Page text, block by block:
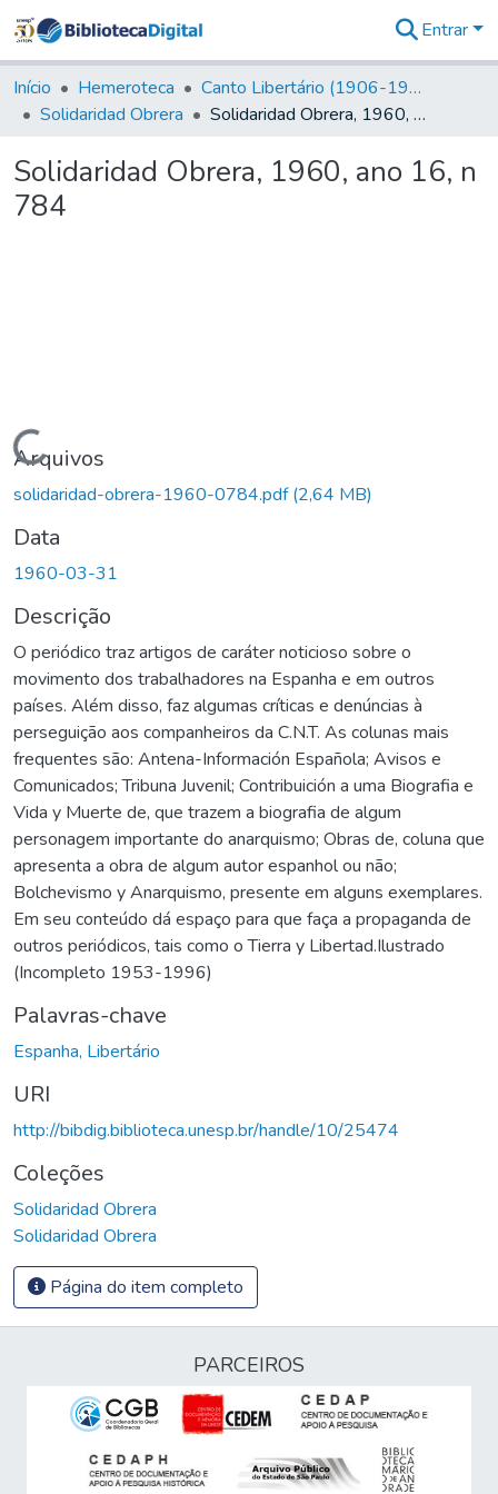
&
Coleções
Tudo na
Digital
Entrar
Início Hemeroteca
Canto Libertário (1906-1995)
Solidaridad Obrera
Solidaridad Obrera, 1960, ano 16, n 784
Solidaridad Obrera, 1960, ano 16, n
784
Carregando...
Arquivos
solidaridad-obrera-1960-0784.pdf(2,64 MB)
Data
1960-03-31
Descrição
O periódico traz artigos de caráter noticioso sobre o
movimento dos trabalhadores na Espanha e em outros
países. Além disso, faz algumas críticas e denúncias à
perseguição aos companheiros da C.N.T. As colunas mais
frequentes são: Antena-Información Española; Avisos e
Comunicados; Tribuna Juvenil; Contribuición a uma Biografia e
Vida y Muerte de, que trazem a biografia de algum
personagem importante do anarquismo; Obras de, coluna que
apresenta a obra de algum autor espanhol ou não;
Bolchevismo y Anarquismo, presente em alguns exemplares.
Em seu conteúdo dá espaço para que faça a propaganda de
outros periódicos, tais como o Tierra y Libertad.Ilustrado
(Incompleto 1953-1996)
Palavras-chave
Espanha, Libertário
URI
http://bibdig.biblioteca.unesp.br/handle/10/25474
Coleções
Solidaridad Obrera
Solidaridad Obrera
Página do item completo
PARCEIROS